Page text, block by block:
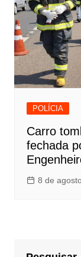
POLÍCIA
Carro
fechada
8 de